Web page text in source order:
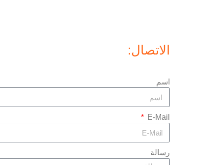
الاتصال:
اسم
E-Mail
رسالة